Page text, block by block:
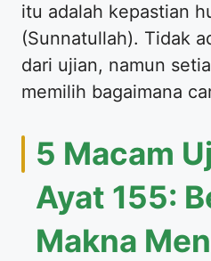
itu adalah kepastian
(Sunnatullah). Tidak
dari ujian, namun
memilih bagaimana
5 Macam
Ayat 155:
Makna